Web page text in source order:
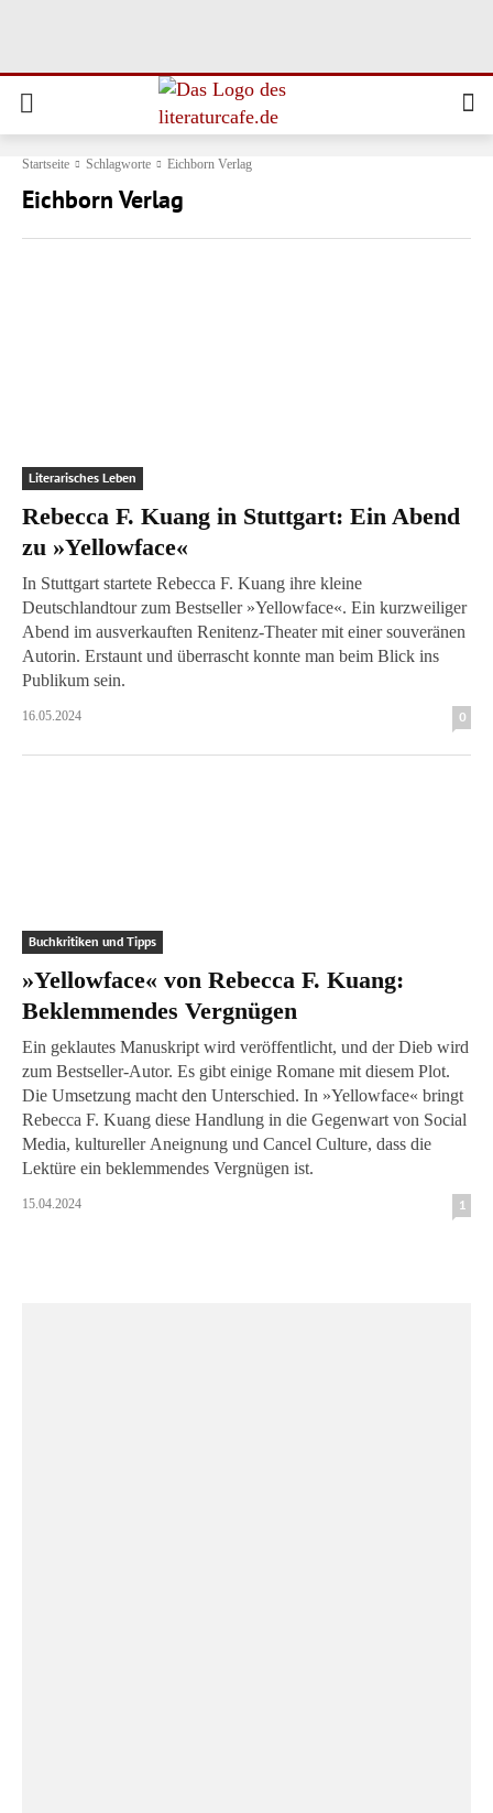
Startseite Schlagworte Eichborn Verlag
Eichborn Verlag
Literarisches Leben
Rebecca F. Kuang in Stuttgart: Ein Abend
zu »Yellowface«
In Stuttgart startete Rebecca F. Kuang ihre kleine
Deutschlandtour zum Bestseller »Yellowface«. Ein kurzweiliger
Abend im ausverkauften Renitenz-Theater mit einer souveränen
Autorin. Erstaunt und überrascht konnte man beim Blick ins
Publikum sein.
16.05.2024 0
Buchkritiken und Tipps
»Yellowface« von Rebecca F. Kuang:
Beklemmendes Vergnügen
Ein geklautes Manuskript wird veröffentlicht, und der Dieb wird
zum Bestseller-Autor. Es gibt einige Romane mit diesem Plot.
Die Umsetzung macht den Unterschied. In »Yellowface« bringt
Rebecca F. Kuang diese Handlung in die Gegenwart von Social
Media, kultureller Aneignung und Cancel Culture, dass die
Lektüre ein beklemmendes Vergnügen ist.
15.04.2024 1